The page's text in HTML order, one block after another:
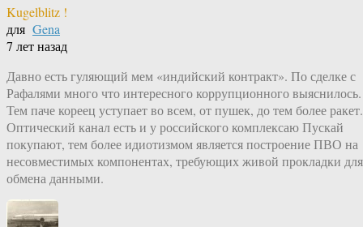
Kugelblitz !
для Gena
7 лет назад
Давно есть гуляющий мем «индийский контракт». По сделке с
Рафалями много что интересного коррупционного выяснилось.
Тем паче кореец уступает во всем, от пушек, до тем более ракет.
Оптический канал есть и у российского комплексаю Пускай
покупают, тем более идиотизмом является построение ПВО на
несовместимых компонентах, требующих живой прокладки для
обмена данными.